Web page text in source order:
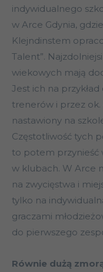
indywidualnego
w Arce Gdynia,
Klejndinstem
Talent”.
wiekowych mają
Jest ich na
trenerów i przez
nastawiony na
Częstotliwość tych
to potem przynieść
w klubach. W Arce
na zwycięstwa i
tylko na
graczami
do pierwszego
Równie dużą